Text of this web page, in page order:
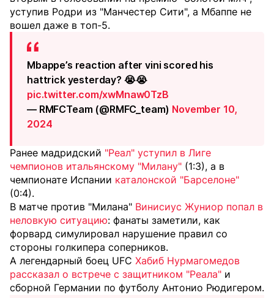
уступив Родри из "Манчестер Сити", а Мбаппе не
вошел даже в топ-5.
Mbappe’s reaction after vini scored his
hattrick yesterday? 😭😭
pic.twitter.com/xwMnaw0TzB
— RMFCTeam (@RMFC_team) November 10,
2024
Ранее мадридский "Реал" уступил в Лиге
чемпионов итальянскому "Милану" (1:3), а в
чемпионате Испании каталонской "Барселоне"
(0:4).
В матче против "Милана" Винисиус Жуниор попал в
неловкую ситуацию: фанаты заметили, как
форвард симулировал нарушение правил со
стороны голкипера соперников.
А легендарный боец UFC Хабиб Нурмагомедов
рассказал о встрече с защитником "Реала" и
сборной Германии по футболу Антонио Рюдигером.